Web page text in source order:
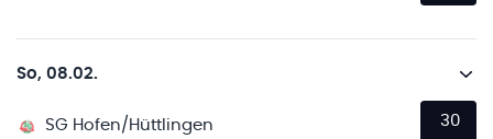
So, 08.02.
SG Hofen/Hüttlingen
30